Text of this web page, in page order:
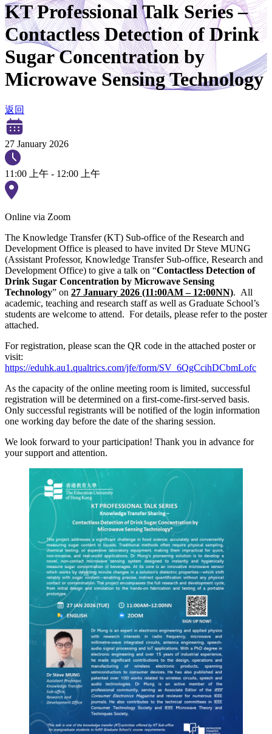
KT Professional Talk Series –
Contactless Detection of Drink
Sugar Concentration by
Microwave Sensing Technology
返回
27 January 2026
11:00 上午 - 12:00 上午
Online via Zoom
The Knowledge Transfer (KT) Sub-office of the Research and
Development Office is pleased to have invited Dr Steve MUNG
(Assistant Professor, Knowledge Transfer Sub-office, Research and
Development Office) to give a talk on “Contactless Detection of
Drink Sugar Concentration by Microwave Sensing
Technology” on 27 January 2026 (11:00AM – 12:00NN). All
academic, teaching and research staff as well as Graduate School’s
students are welcome to attend. For details, please refer to the poster
attached.
For registration, please scan the QR code in the attached poster or
visit:
https://eduhk.au1.qualtrics.com/jfe/form/SV_6QgCcihDCbmLofc
As the capacity of the online meeting room is limited, successful
registration will be determined on a first-come-first-served basis.
Only successful registrants will be notified of the login information
one working day before the date of the sharing session.
We look forward to your participation! Thank you in advance for
your support and attention.